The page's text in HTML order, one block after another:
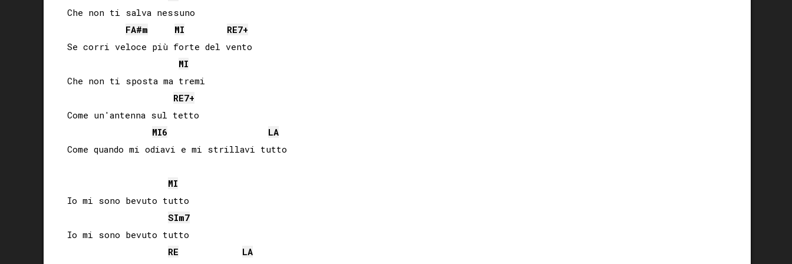
Che non ti salva nessuno
FA#m MI RE7+
Se corri veloce più forte del vento
MI
Che non ti sposta ma tremi
RE7+
Come un'antenna sul tetto
MI6
LA
Come quando mi odiavi e mi strillavi tutto
MI
Io mi sono bevuto tutto
SIm7
Io mi sono bevuto tutto
RE
LA